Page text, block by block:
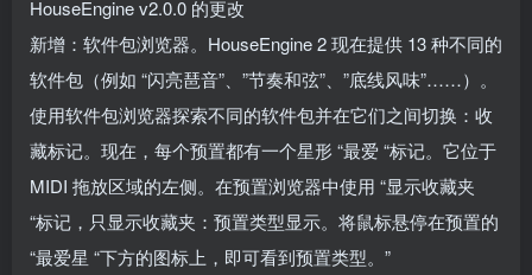
HouseEngine v2.0.0 的更改
新增：软件包浏览器。HouseEngine 2 现在提供 13 种不同的
软件包（例如 “闪亮琶音”、”节奏和弦”、”底线风味”……）。
使用软件包浏览器探索不同的软件包并在它们之间切换：收
藏标记。现在，每个预置都有一个星形 “最爱 “标记。它位于
MIDI 拖放区域的左侧。在预置浏览器中使用 “显示收藏夹
“标记，只显示收藏夹：预置类型显示。将鼠标悬停在预置的
“最爱星 “下方的图标上，即可看到预置类型。”